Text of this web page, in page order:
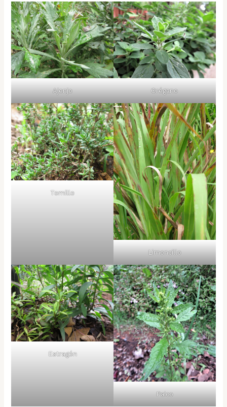
Ajenjo Orégano
Tomillo
Limoncillo
Estragón
Paico